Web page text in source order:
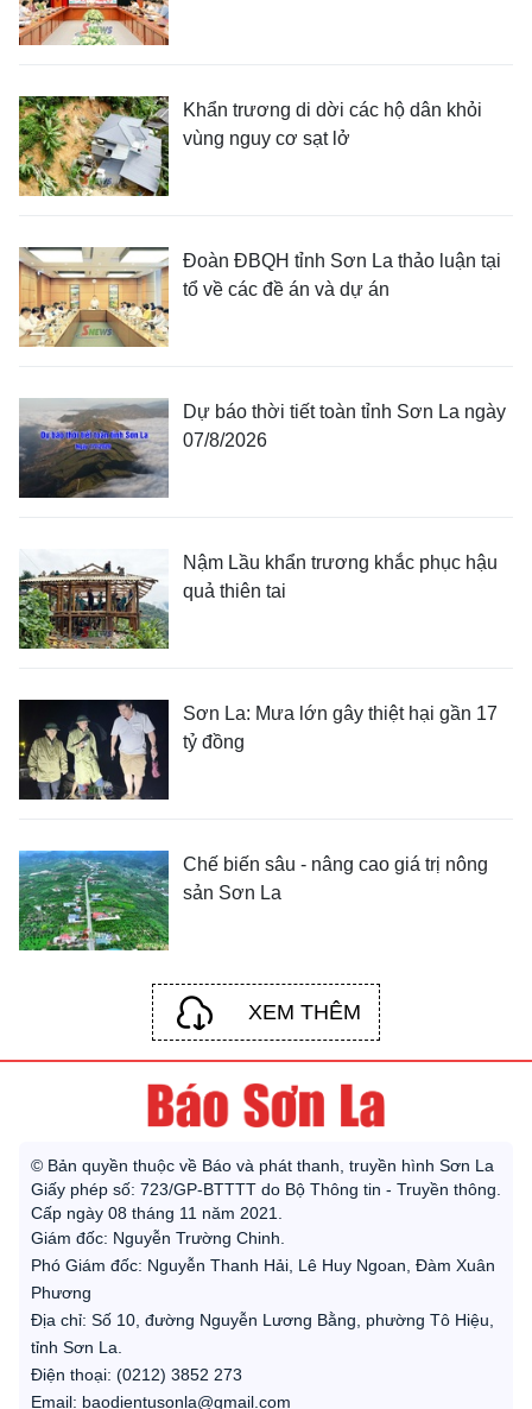
Khẩn trương di dời các hộ dân khỏi
vùng nguy cơ sạt lở
Đoàn ĐBQH tỉnh Sơn La thảo luận tại
tổ về các đề án và dự án
Dự báo thời tiết toàn tỉnh Sơn La ngày
07/8/2026
Nậm Lầu khẩn trương khắc phục hậu
quả thiên tai
Sơn La: Mưa lớn gây thiệt hại gần 17
tỷ đồng
Chế biến sâu - nâng cao giá trị nông
sản Sơn La
XEM THÊM
© Bản quyền thuộc về Báo và phát thanh, truyền hình Sơn La
Giấy phép số: 723/GP-BTTTT do Bộ Thông tin - Truyền thông.
Cấp ngày 08 tháng 11 năm 2021.
Giám đốc: Nguyễn Trường Chinh.
Phó Giám đốc: Nguyễn Thanh Hải, Lê Huy Ngoan, Đàm Xuân
Phương
Địa chỉ: Số 10, đường Nguyễn Lương Bằng, phường Tô Hiệu,
tỉnh Sơn La.
Điện thoại: (0212) 3852 273
Email: baodientusonla@gmail.com